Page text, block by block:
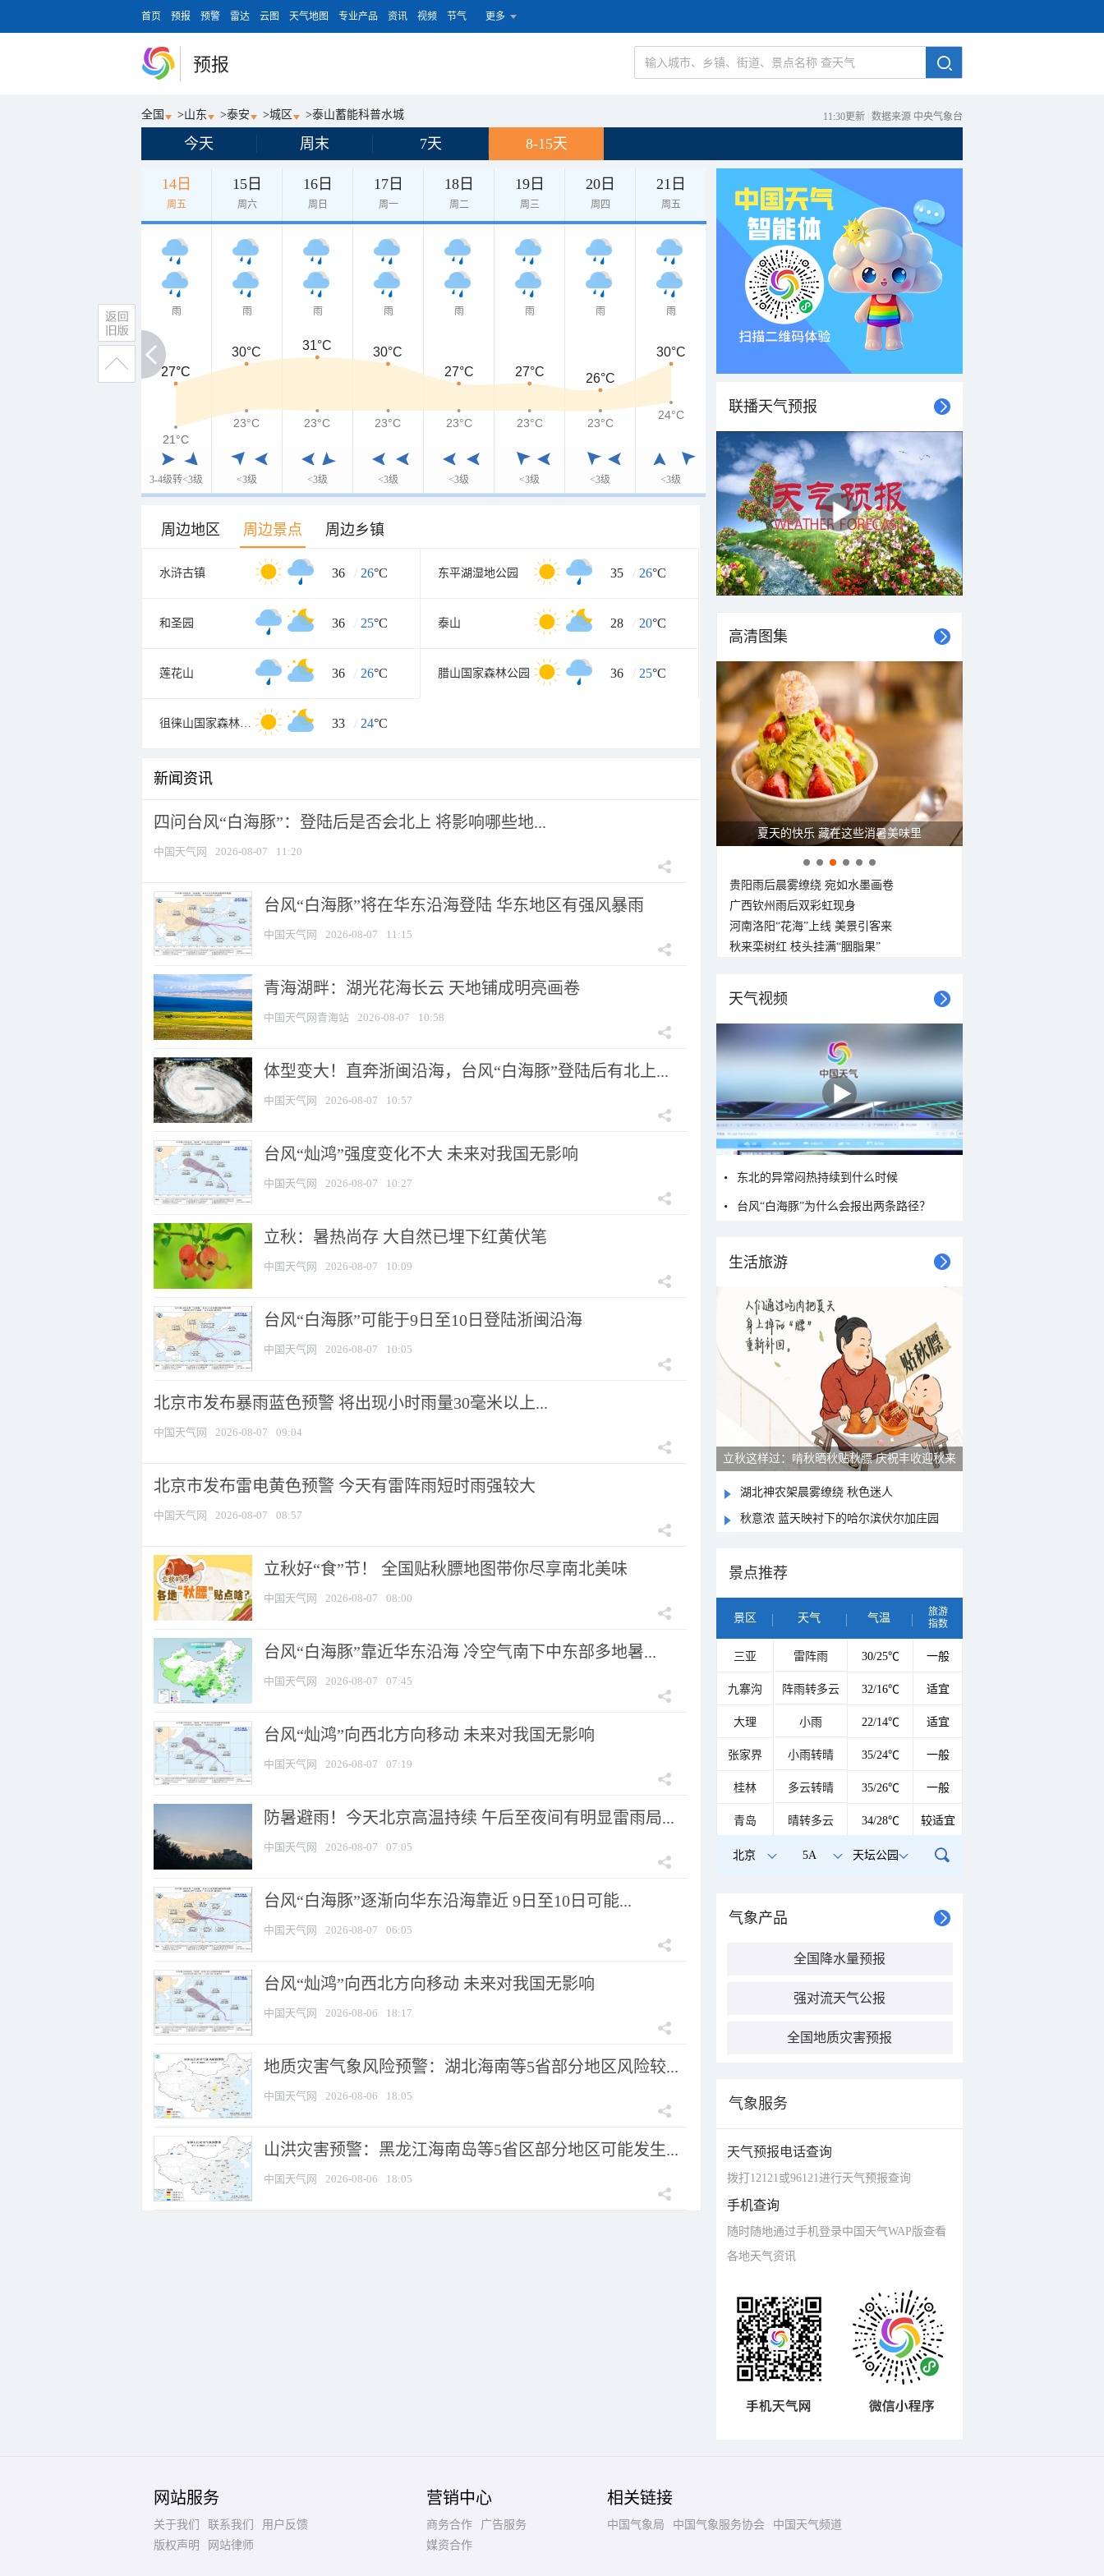
首页 预报 预警 雷达 云图 天气地图 专业产品 资讯 视频 节气 更多
预报
全国 >山东 >泰安 >城区 >泰山蓄能科普水城 11:30更新 数据来源 中央气象台
今天 周末 7天 8-15天
14日
周五
15日
周六
16日
周日
17日
周一
18日
周二
19日
周三
20日
周四
21日
周五
雨
3-4级转<3级
雨
<3级
雨
<3级
雨
<3级
雨
<3级
雨
<3级
雨
<3级
雨
<3级
27°C
27°C
30°C 31°C
30°C
27°C
27°C 26°C
30°C
21°C
21°C
23°C 23°C 23°C 23°C 23°C 23°C
24°C
周边地区 周边景点 周边乡镇
水浒古镇 36 / 26°C 东平湖湿地公园 35 / 26°C
和圣园 36 / 25°C 泰山 28 / 20°C
莲花山 36 / 26°C 腊山国家森林公园 36 / 25°C
徂徕山国家森林公园 33 / 24°C
新闻资讯
四问台风“白海豚”：登陆后是否会北上 将影响哪些地...
中国天气网 2026-08-07 11:20
台风“白海豚”将在华东沿海登陆 华东地区有强风暴雨
中国天气网 2026-08-07 11:15
青海湖畔：湖光花海长云 天地铺成明亮画卷
中国天气网青海站 2026-08-07 10:58
体型变大！直奔浙闽沿海，台风“白海豚”登陆后有北上...
中国天气网 2026-08-07 10:57
台风“灿鸿”强度变化不大 未来对我国无影响
中国天气网 2026-08-07 10:27
立秋：暑热尚存 大自然已埋下红黄伏笔
中国天气网 2026-08-07 10:09
台风“白海豚”可能于9日至10日登陆浙闽沿海
中国天气网 2026-08-07 10:05
北京市发布暴雨蓝色预警 将出现小时雨量30毫米以上...
中国天气网 2026-08-07 09:04
北京市发布雷电黄色预警 今天有雷阵雨短时雨强较大
中国天气网 2026-08-07 08:57
立秋好“食”节！ 全国贴秋膘地图带你尽享南北美味
中国天气网 2026-08-07 08:00
台风“白海豚”靠近华东沿海 冷空气南下中东部多地暑...
中国天气网 2026-08-07 07:45
台风“灿鸿”向西北方向移动 未来对我国无影响
中国天气网 2026-08-07 07:19
防暑避雨！今天北京高温持续 午后至夜间有明显雷雨局...
中国天气网 2026-08-07 07:05
台风“白海豚”逐渐向华东沿海靠近 9日至10日可能...
中国天气网 2026-08-07 06:05
台风“灿鸿”向西北方向移动 未来对我国无影响
中国天气网 2026-08-06 18:17
地质灾害气象风险预警：湖北海南等5省部分地区风险较...
中国天气网 2026-08-06 18:05
山洪灾害预警：黑龙江海南岛等5省区部分地区可能发生...
中国天气网 2026-08-06 18:05
联播天气预报
高清图集
夏天的快乐 藏在这些消暑美味里
贵阳雨后晨雾缭绕 宛如水墨画卷
广西钦州雨后双彩虹现身
河南洛阳“花海”上线 美景引客来
秋来栾树红 枝头挂满“胭脂果”
天气视频
东北的异常闷热持续到什么时候
台风“白海豚”为什么会报出两条路径？
生活旅游
立秋这样过：啃秋晒秋贴秋膘 庆祝丰收迎秋来
湖北神农架晨雾缭绕 秋色迷人
秋意浓 蓝天映衬下的哈尔滨伏尔加庄园
景点推荐
景区 天气 气温
旅游
指数
三亚 雷阵雨 30/25℃ 一般
九寨沟 阵雨转多云 32/16℃ 适宜
大理 小雨 22/14℃ 适宜
张家界 小雨转晴 35/24℃ 一般
桂林 多云转晴 35/26℃ 一般
青岛 晴转多云 34/28℃ 较适宜
北京 5A 天坛公园
气象产品
全国降水量预报
强对流天气公报
全国地质灾害预报
气象服务
天气预报电话查询
拨打12121或96121进行天气预报查询
手机查询
随时随地通过手机登录中国天气WAP版查看
各地天气资讯
网站服务
关于我们 联系我们
用户反馈
版权声明
网站律师
营销中心
商务合作
广告服务
媒资合作
相关链接
中国气象局 中国气象服务协会 中国天气频道